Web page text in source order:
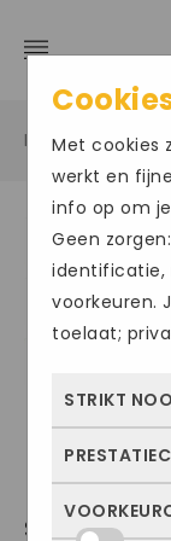
Home / Grote
SEMLER112
Met cookies
werkt en
info op om
Geen
identificatie,
voorkeuren.
toelaat;
STRIKT
Deze
kunnen
Met deze